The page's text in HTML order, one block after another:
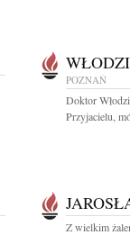
POZNAŃ
Doktor
Przyjacielu,
Z wielkim